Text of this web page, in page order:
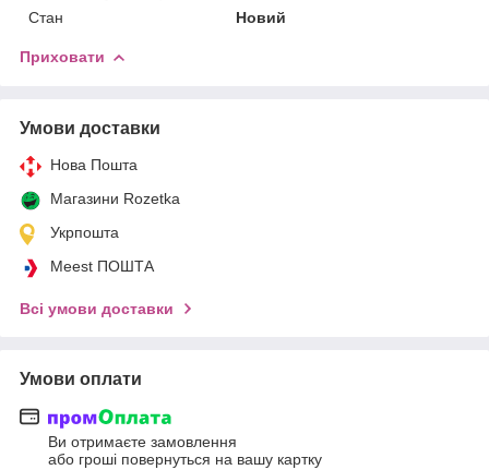
Стан
Новий
Приховати
Умови доставки
Нова Пошта
Магазини Rozetka
Укрпошта
Meest ПОШТА
Всі умови доставки
Умови оплати
Ви отримаєте замовлення
або гроші повернуться на вашу картку